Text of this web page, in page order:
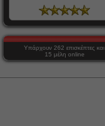
Υπάρχουν 262 επισκέπτες και
15 μέλη online